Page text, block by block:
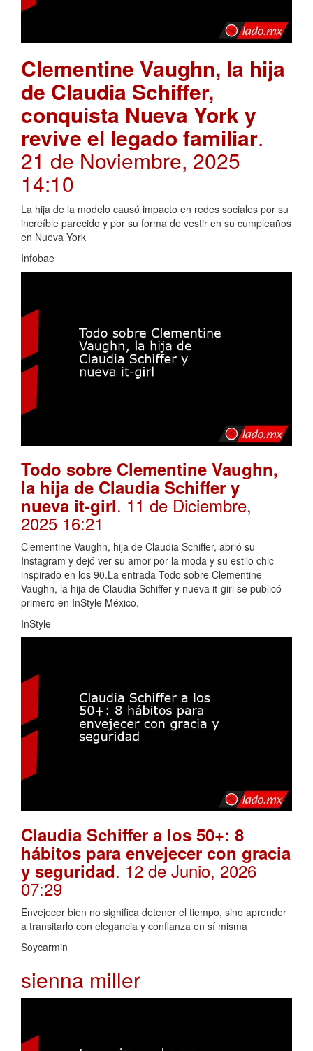
Clementine Vaughn, la hija
de Claudia Schiffer,
conquista Nueva York y
revive el legado familiar.
21 de Noviembre, 2025
14:10
La hija de la modelo causó impacto en redes sociales por su
increíble parecido y por su forma de vestir en su cumpleaños
en Nueva York
Infobae
Todo sobre Clementine Vaughn,
la hija de Claudia Schiffer y
nueva it-girl. 11 de Diciembre,
2025 16:21
Clementine Vaughn, hija de Claudia Schiffer, abrió su
Instagram y dejó ver su amor por la moda y su estilo chic
inspirado en los 90.La entrada Todo sobre Clementine
Vaughn, la hija de Claudia Schiffer y nueva it-girl se publicó
primero en InStyle México.
InStyle
Claudia Schiffer a los 50+: 8
hábitos para envejecer con gracia
y seguridad. 12 de Junio, 2026
07:29
Envejecer bien no significa detener el tiempo, sino aprender
a transitarlo con elegancia y confianza en sí misma
Soycarmin
sienna miller